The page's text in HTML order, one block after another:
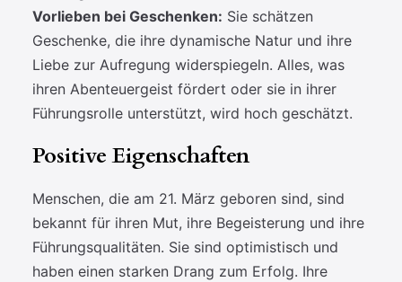
Vorlieben bei Geschenken: Sie schätzen
Geschenke, die ihre dynamische Natur und ihre
Liebe zur Aufregung widerspiegeln. Alles, was
ihren Abenteuergeist fördert oder sie in ihrer
Führungsrolle unterstützt, wird hoch geschätzt.
Positive Eigenschaften
Menschen, die am 21. März geboren sind, sind
bekannt für ihren Mut, ihre Begeisterung und ihre
Führungsqualitäten. Sie sind optimistisch und
haben einen starken Drang zum Erfolg. Ihre